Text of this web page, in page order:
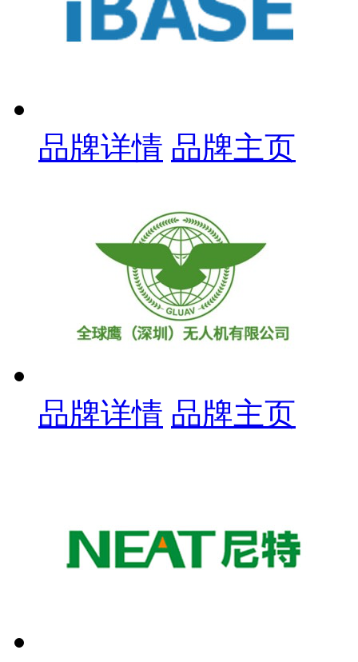
品牌详情 品牌主页
品牌详情 品牌主页